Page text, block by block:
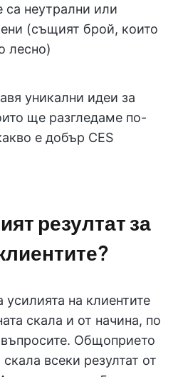
са неутрални или
(същият брой, които
лесно)
уникални идеи за
ще разгледаме по-
е добър CES
резултат за
усилията на клиентите
скала и от начина, по
Общоприето
всеки резултат от